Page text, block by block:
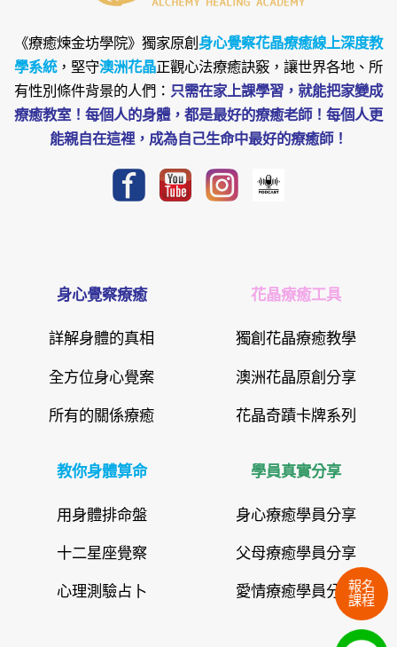
《療癒煉金坊學院》 獨家原創身心覺察花晶療癒線上深度教
學系統，堅守澳洲花晶正觀心法療癒訣竅，讓世界各地、所
有性別條件背景的人們： 只需在家上課學習，就能把家變成
療癒教室！每個人的身體，都是最好的療癒老師！每個人更
能親自在這裡，成為自己生命中最好的療癒師！
身心覺察療癒
詳解身體的真相
全方位身心覺案
所有的關係療癒
花晶療癒工具
獨創花晶療癒教學
澳洲花晶原創分享
花晶奇蹟卡牌系列
教你身體算命
用身體排命盤
十二星座覺察
心理測驗占卜
學員真實分享
身心療癒學員分享
父母療癒學員分享
愛情療癒學員分享報名
課程